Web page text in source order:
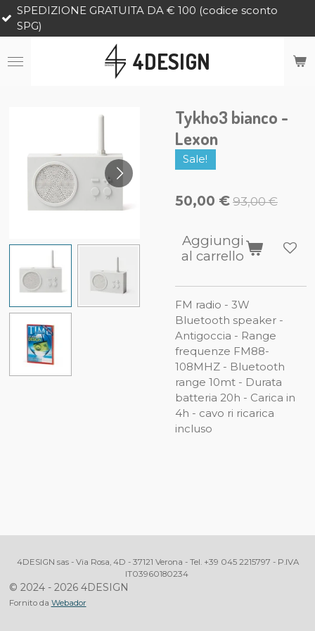
Vai
principale
4DESIGN
GRATUITA DA € 100 (codice sconto
Tykho3 bianco -
Lexon
Sale!
50,00 € 93,00 €
Aggiungi
al carrello
FM radio - 3W
Bluetooth speaker -
Antigoccia - Range
frequenze FM88-
108MHZ - Bluetooth
range 10mt - Durata
batteria 20h - Carica in
4h - cavo ri ricarica
incluso
4DESIGN sas - Via Rosa, 4D - 37121 Verona - Tel. +39 045 2215797 - P.IVA
IT03960180234
© 2024 - 2026 4DESIGN
Fornito da Webador